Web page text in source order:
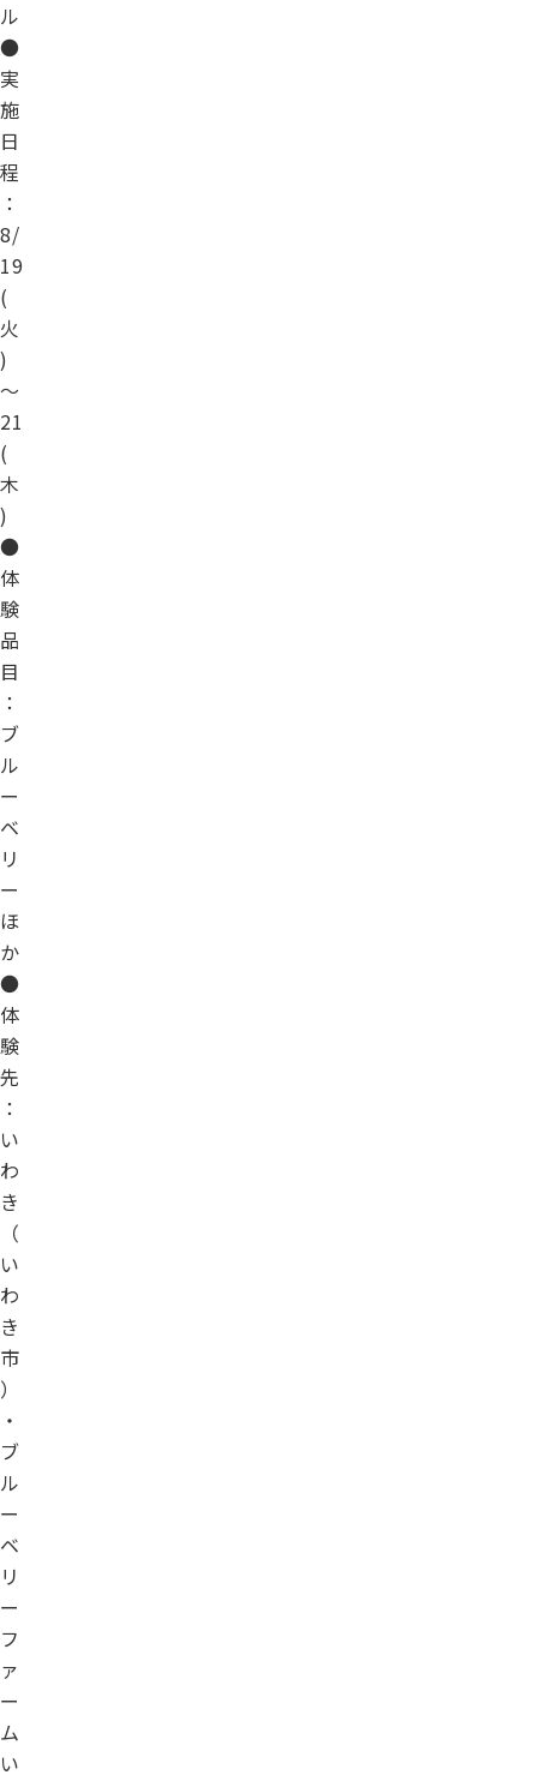
ル
●
実
施
日
程
：
8/
19
(
火
)
～
21
(
木
)
●
体
験
品
目
：
ブ
ル
ー
ベ
リ
ー
ほ
か
●
体
験
先
：
い
わ
き
（
い
わ
き
市
）
・
ブ
ル
ー
ベ
リ
ー
フ
ァ
ー
ム
い